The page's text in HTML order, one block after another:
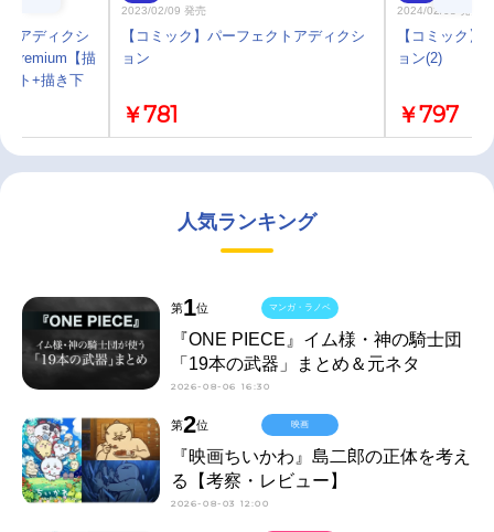
アディクシ
Premium【描
ト+描き下
2023/02/09 発売
【コミック】パーフェクトアディクシ
ョン
￥781
2024/02/08 発売
【コミック】
ョン(2)
￥797
人気ランキング
第1位
『ONE PIECE』イム様・神の騎士団
「19本の武器」まとめ＆元ネタ
2026-08-06 16:30
マンガ・ラノベ
第2位
『映画ちいかわ』島二郎の正体を考え
る【考察・レビュー】
2026-08-03 12:00
映画